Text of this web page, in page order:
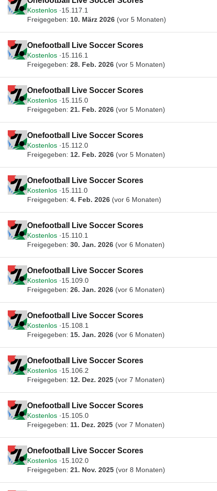
Kostenlos
15.117.1
Freigegeben: 10. März 2026 (vor 5 Monaten)
Onefootball Live Soccer Scores
Kostenlos
15.116.1
Freigegeben: 28. Feb. 2026 (vor 5 Monaten)
Onefootball Live Soccer Scores
Kostenlos
15.115.0
Freigegeben: 21. Feb. 2026 (vor 5 Monaten)
Onefootball Live Soccer Scores
Kostenlos
15.112.0
Freigegeben: 12. Feb. 2026 (vor 5 Monaten)
Onefootball Live Soccer Scores
Kostenlos
15.111.0
Freigegeben: 4. Feb. 2026 (vor 6 Monaten)
Onefootball Live Soccer Scores
Kostenlos
15.110.1
Freigegeben: 30. Jan. 2026 (vor 6 Monaten)
Onefootball Live Soccer Scores
Kostenlos
15.109.0
Freigegeben: 26. Jan. 2026 (vor 6 Monaten)
Onefootball Live Soccer Scores
Kostenlos
15.108.1
Freigegeben: 15. Jan. 2026 (vor 6 Monaten)
Onefootball Live Soccer Scores
Kostenlos
15.106.2
Freigegeben: 12. Dez. 2025 (vor 7 Monaten)
Onefootball Live Soccer Scores
Kostenlos
15.105.0
Freigegeben: 11. Dez. 2025 (vor 7 Monaten)
Onefootball Live Soccer Scores
Kostenlos
15.102.0
Freigegeben: 21. Nov. 2025 (vor 8 Monaten)